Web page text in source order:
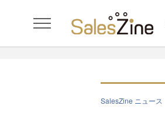
SalesZine ニュース